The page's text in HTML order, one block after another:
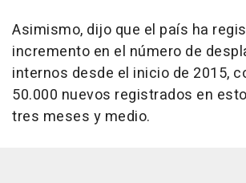
Asimismo, dijo que el país ha
incremento en el número de
internos desde el inicio de 2015,
50.000 nuevos registrados en
tres meses y medio.